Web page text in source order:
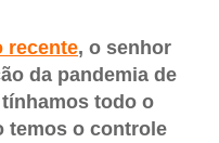
recente, o senhor
da pandemia de
todo o
temos o controle